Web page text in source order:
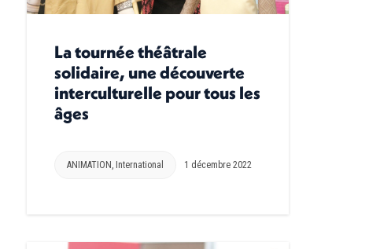
La tournée théâtrale
solidaire, une découverte
interculturelle pour tous les
âges
ANIMATION , International 1 décembre 2022